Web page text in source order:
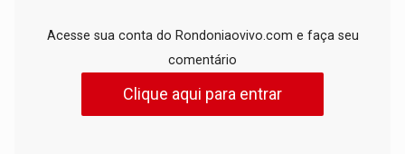
Acesse sua conta do Rondoniaovivo.com e faça seu
comentário
Clique aqui para entrar